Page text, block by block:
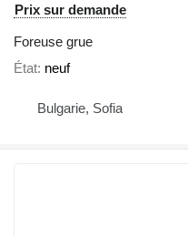
Prix sur demande
Foreuse grue
État neuf
Bulgarie, Sofia